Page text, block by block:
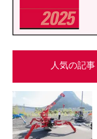
人気の記事